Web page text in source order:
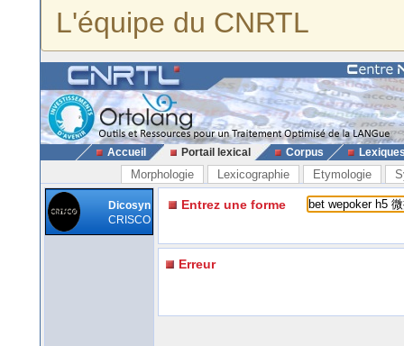
L'équipe du CNRTL
Accueil Portail lexical Corpus
Morphologie Lexicographie Etymologie
Dicosyn
CRISCO
Entrez une forme
Erreur